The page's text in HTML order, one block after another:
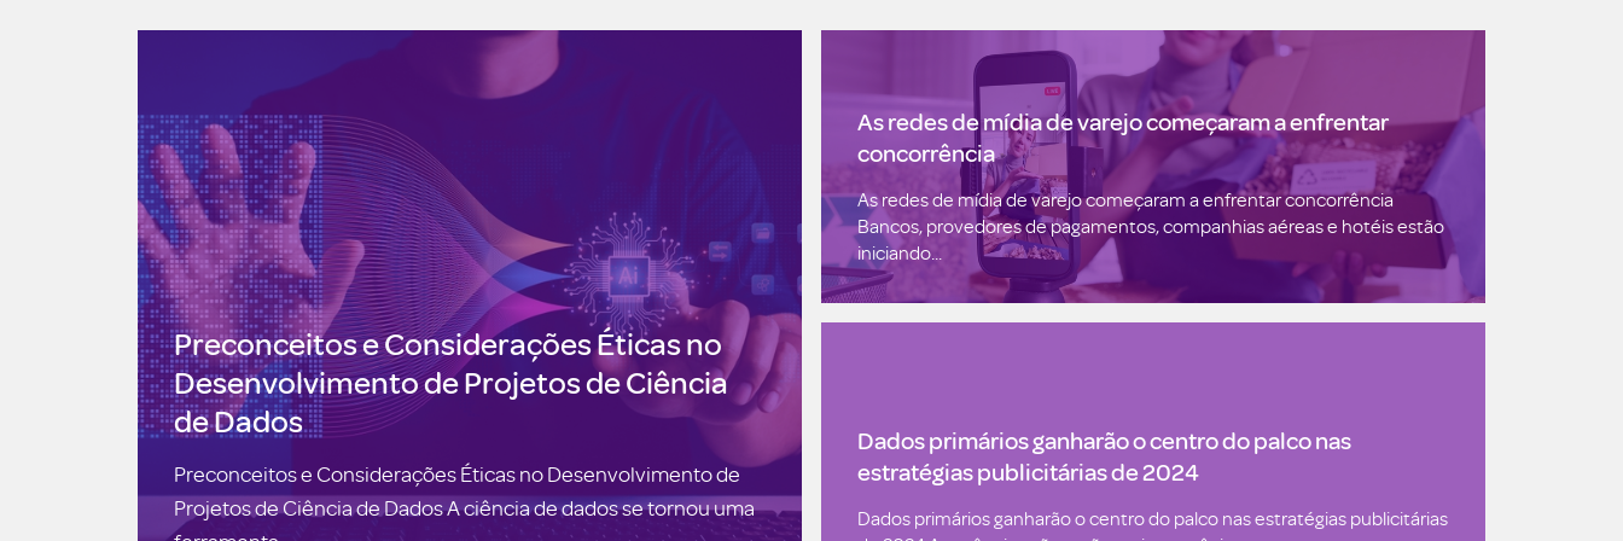
Preconceitos e Considerações Éticas no
Desenvolvimento de Projetos de Ciência
de Dados
Preconceitos e Considerações Éticas no Desenvolvimento de
Projetos de Ciência de Dados A ciência de dados se tornou uma
As redes de mídia de varejo começaram a enfrentar
concorrência
As redes de mídia de varejo começaram a enfrentar concorrência
Bancos, provedores de pagamentos, companhias aéreas e hotéis estão
iniciando...
Dados primários ganharão o centro do palco nas
estratégias publicitárias de 2024
Dados primários ganharão o centro do palco nas estratégias publicitárias